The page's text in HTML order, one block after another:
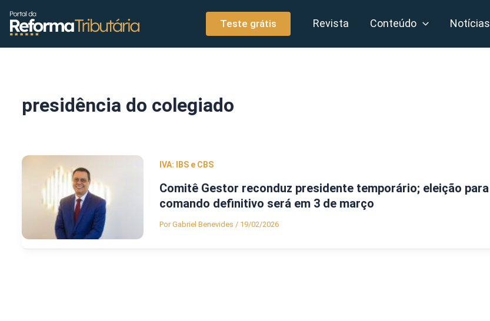
conteúdo
Teste grátis Revista Conteúdo Notícias
presidência do colegiado
IVA: IBS e CBS
Comitê Gestor reconduz presidente temporário; eleição para
comando definitivo será em 3 de março
PorGabriel Benevides / 19/02/2026